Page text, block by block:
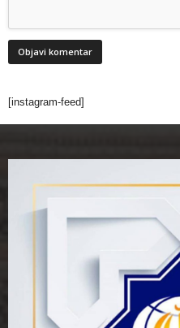
[instagram-feed]